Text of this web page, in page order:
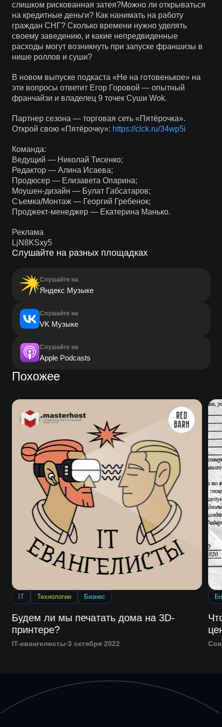
слишком рискованная затея?Можно ли открываться
на кредитные деньги? Как нанимать на работу
граждан СНГ? Сколько времени нужно уделять
своему заведению, и какие непредвиденные
расходы могут возникнуть при запуске франшизы в
нише роллов и суши?
В новом выпуске подкаста «Не на готовенькое» на
эти вопросы ответит Егор Горовой — опытный
франчайзи и владелец 9 точек Суши Wok.
Партнер сезона — торговая сеть «Пятёрочка».
Открой свою «Пятёрочку»: https://clck.ru/34wp5i
Команда:
Ведущий — Николай Тисенко;
Редактор — Алина Исаева;
Продюсер — Елизавета Опарина;
Моушен-дизайн — Булат Габсатаров;
Съемка/Монтаж — Георгий Гребенок;
Проджект-менеджер — Екатерина Манько.
Реклама
LjN8KSxy5
Слушайте на разных площадках
Слушайте на
Яндекс Музыке
Слушайте на
VK Музыке
Слушайте на
Apple Podcasts
Похожее
IT Технологии Бизнес
Будем ли мы печатать дома на 3D-
принтере?
IT-евангелисты 3 октября 2022